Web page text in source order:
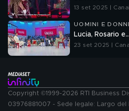
13 set 2025 |
UOMINI E
Lucia, Rosario
23 set 2025 |
Copyright ©1999-2026 RTI Business
03976881007 - Sede legale: Largo del